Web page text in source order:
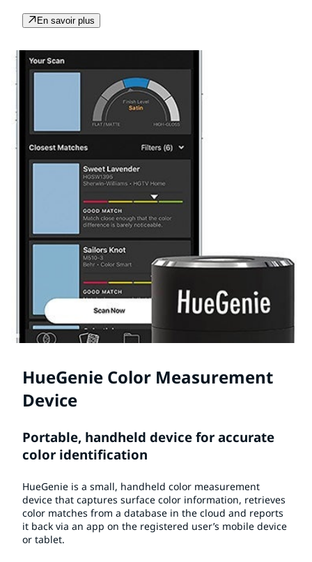
En savoir plus
HueGenie Color Measurement
Device
Portable, handheld device for accurate
color identification
HueGenie is a small, handheld color measurement
device that captures surface color information, retrieves
color matches from a database in the cloud and reports
it back via an app on the registered user’s mobile device
or tablet.